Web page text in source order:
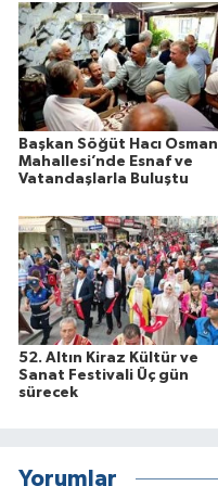
Başkan Söğüt Hacı Osman
Mahallesi’nde Esnaf ve
Vatandaşlarla Buluştu
52. Altın Kiraz Kültür ve
Sanat Festivali Üç gün
sürecek
Yorumlar